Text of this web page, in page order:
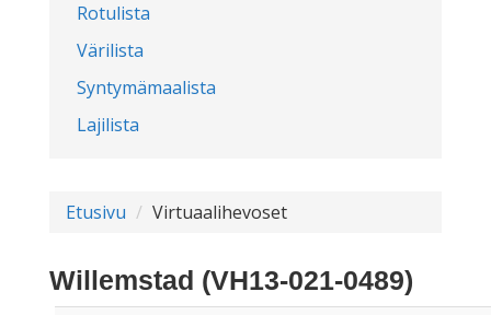
Rotulista
Värilista
Syntymämaalista
Lajilista
Etusivu Virtuaalihevoset
Willemstad (VH13-021-0489)